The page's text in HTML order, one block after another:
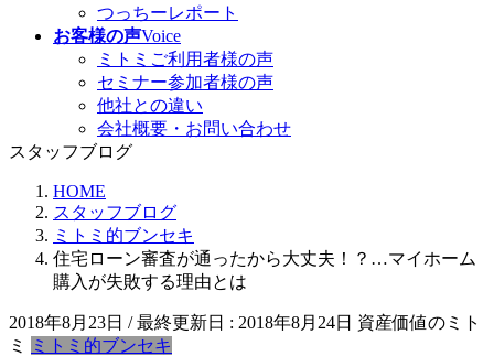
つっちーレポート
お客様の声Voice
ミトミご利用者様の声
セミナー参加者様の声
他社との違い
会社概要・お問い合わせ
スタッフブログ
HOME
スタッフブログ
ミトミ的ブンセキ
住宅ローン審査が通ったから大丈夫！？…マイホーム
購入が失敗する理由とは
2018年8月23日 / 最終更新日 : 2018年8月24日 資産価値のミト
ミ
ミトミ的ブンセキ